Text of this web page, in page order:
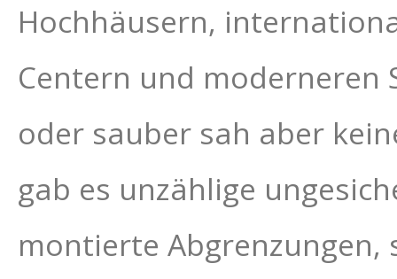
Hochhäusern,
Centern und moderneren
oder sauber sah aber
gab es unzählige
montierte Abgrenzungen,